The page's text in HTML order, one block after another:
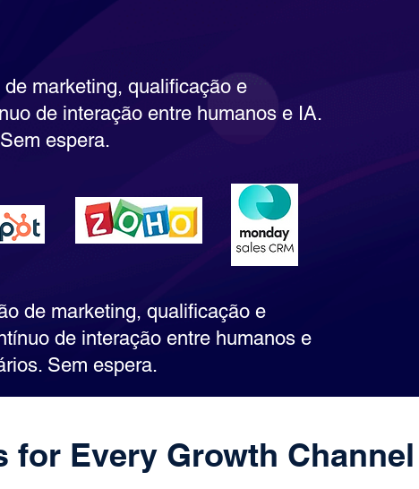
marketing, qualificação e
de interação entre humanos e IA.
espera.
de marketing, qualificação e
de interação entre humanos e
Sem espera.
for Every Growth Channel